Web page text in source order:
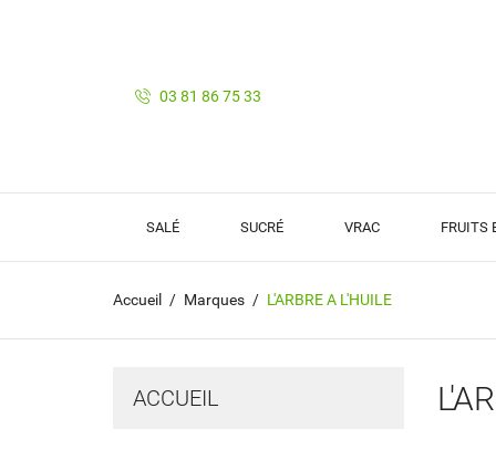
03 81 86 75 33
SALÉ SUCRÉ VRAC FRUITS
Accueil Marques L'ARBRE A L'HUILE
ACCUEIL